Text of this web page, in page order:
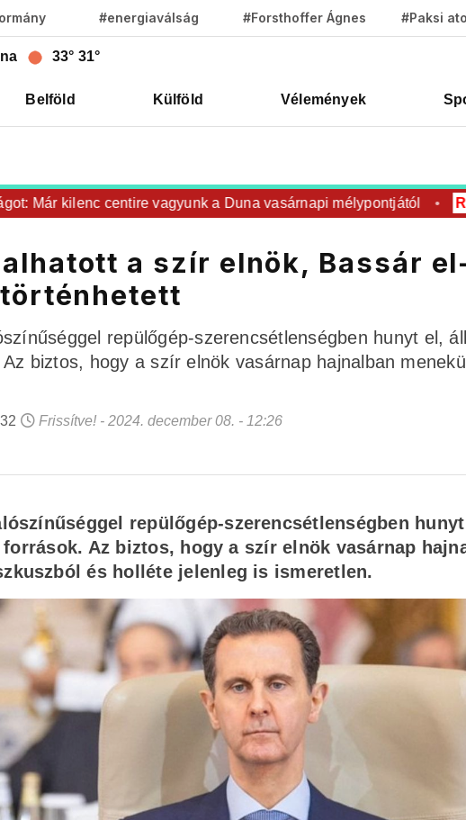
#energiaválság #Forsthoffer Ágnes #Paksi
33° 31°
Belföld Külföld Vélemények
kilenc centire vagyunk a Duna vasárnapi mélypontjától
a szír elnök, Bassár
repülőgép-szerencsétlenségben hunyt el,
biztos, hogy a szír elnök vasárnap hajnalban
Frissítve! - 2024. december 08. - 12:26
repülőgép-szerencsétlenségben
Az biztos, hogy a szír elnök vasárnap
és holléte jelenleg is ismeretlen.